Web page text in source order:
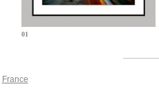
01
France